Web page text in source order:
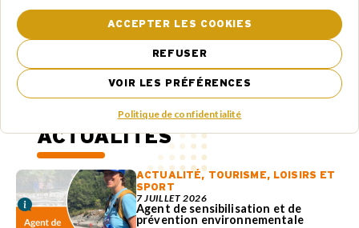
ACCEPTER LES COOKIES
REFUSER
VOIR LES PRÉFÉRENCES
Politique de confidentialité
serviceeconomie@cccps.fr
06 22 12 79 61
Nos dernières
ACTUALITÉS
ACTUALITÉ, TOURISME, LOISIRS ET
SPORT
7 JUILLET 2026
Agent de sensibilisation et de
prévention environnementale